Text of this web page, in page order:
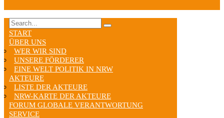
START
ÜBER UNS
WER WIR SIND
UNSERE FÖRDERER
EINE WELT POLITIK IN NRW
AKTEURE
LISTE DER AKTEURE
NRW-KARTE DER AKTEURE
FORUM GLOBALE VERANTWORTUNG
SERVICE